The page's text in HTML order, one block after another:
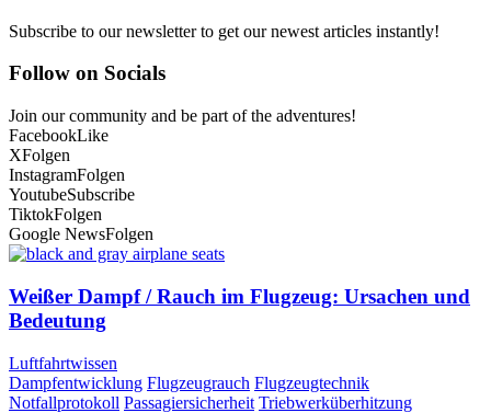
Subscribe to our newsletter to get our newest articles instantly!
Follow on Socials
Join our community and be part of the adventures!
FacebookLike
XFolgen
InstagramFolgen
YoutubeSubscribe
TiktokFolgen
Google NewsFolgen
Weißer Dampf / Rauch im Flugzeug: Ursachen und
Bedeutung
Luftfahrtwissen
Dampfentwicklung Flugzeugrauch Flugzeugtechnik
Notfallprotokoll Passagiersicherheit Triebwerküberhitzung